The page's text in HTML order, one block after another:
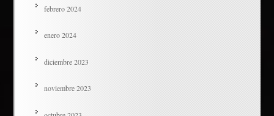
febrero 2024
enero 2024
diciembre 2023
noviembre 2023